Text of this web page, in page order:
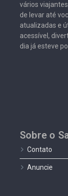
vários
de levar até
atualizadas e
acessível,
dia já esteve
Sobre o
Contato
Anuncie